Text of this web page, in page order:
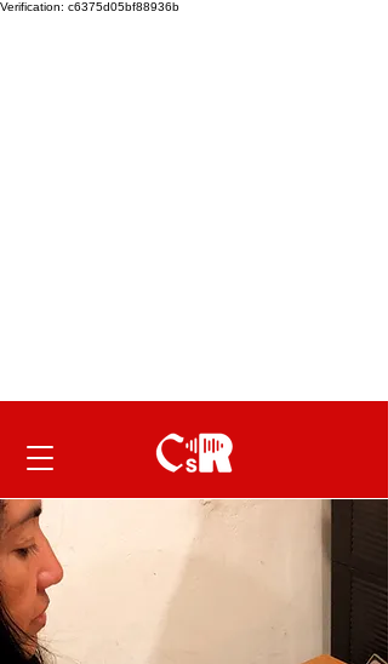
Verification: c6375d05bf88936b